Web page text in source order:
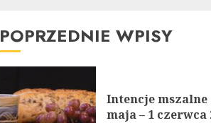
POPRZEDNIE WPISY
Intencje mszalne
maja – 1 czerwca